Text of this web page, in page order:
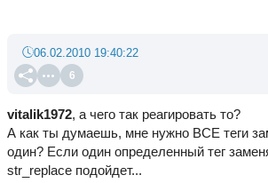
6
06.02.2010 19:40:22
vitalik1972, а чего так реагировать то?
А как ты думаешь, мне нужно ВСЕ теги
один? Если один определенный тег
str_replace подойдет...